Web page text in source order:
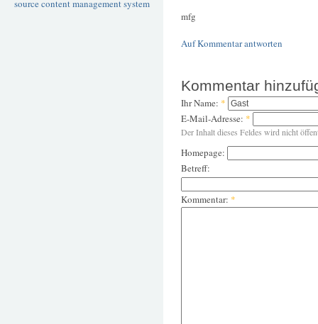
mfg
Auf Kommentar antworten
Kommentar
Ihr Name: *
E-Mail-Adresse: *
Der Inhalt dieses Feldes wird nicht
Homepage:
Betreff:
Kommentar: *